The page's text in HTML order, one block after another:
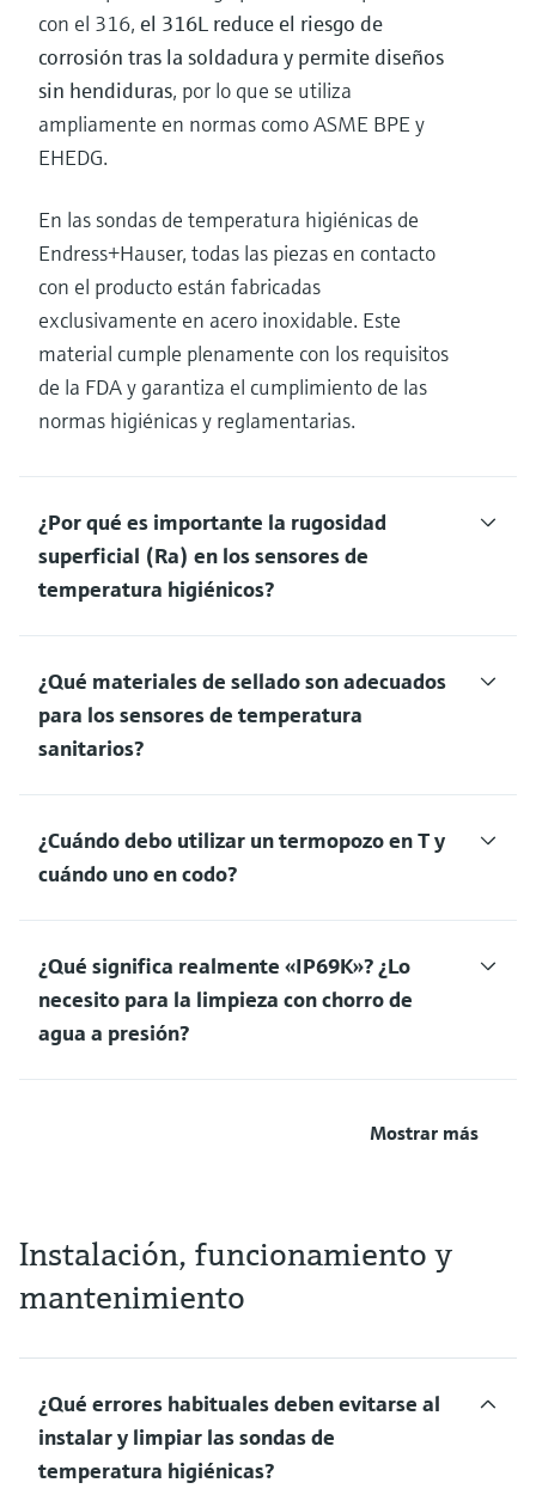
con el 316, el 316L reduce el riesgo de
corrosión tras la soldadura y permite diseños
sin hendiduras, por lo que se utiliza
ampliamente en normas como ASME BPE y
EHEDG.
En las sondas de temperatura higiénicas de
Endress+Hauser, todas las piezas en contacto
con el producto están fabricadas
exclusivamente en acero inoxidable. Este
material cumple plenamente con los requisitos
de la FDA y garantiza el cumplimiento de las
normas higiénicas y reglamentarias.
¿Por qué es importante la rugosidad
superficial (Ra) en los sensores de
temperatura higiénicos?
¿Qué materiales de sellado son adecuados
para los sensores de temperatura
sanitarios?
¿Cuándo debo utilizar un termopozo en T y
cuándo uno en codo?
¿Qué significa realmente «IP69K»? ¿Lo
necesito para la limpieza con chorro de
agua a presión?
Mostrar más
Instalación, funcionamiento y
mantenimiento
¿Qué errores habituales deben evitarse al
instalar y limpiar las sondas de
temperatura higiénicas?